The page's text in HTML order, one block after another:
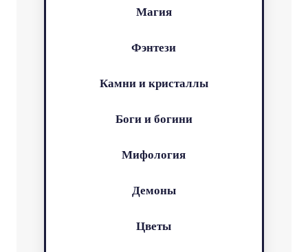
Магия
Фэнтези
Камни и кристаллы
Боги и богини
Мифология
Демоны
Цветы